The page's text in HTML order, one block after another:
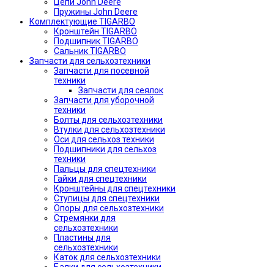
Пружины John Deere
Комплектующие TIGARBO
Кронштейн TIGARBO
Подшипник TIGARBO
Сальник TIGARBO
Запчасти для сельхозтехники
Запчасти для посевной
техники
Запчасти для сеялок
Запчасти для уборочной
техники
Болты для сельхозтехники
Втулки для сельхозтехники
Оси для сельхоз техники
Подшипники для сельхоз
техники
Пальцы для спецтехники
Гайки для спецтехники
Кронштейны для спецтехники
Ступицы для спецтехники
Опоры для сельхозтехники
Стремянки для
сельхозтехники
Пластины для
сельхозтехники
Каток для сельхозтехники